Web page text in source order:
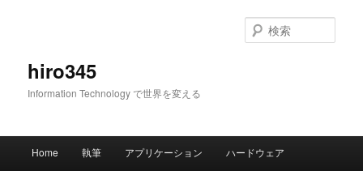
hiro345
Information Technology で世界を変える
索
Home 執筆 アプリケーション ハードウェア